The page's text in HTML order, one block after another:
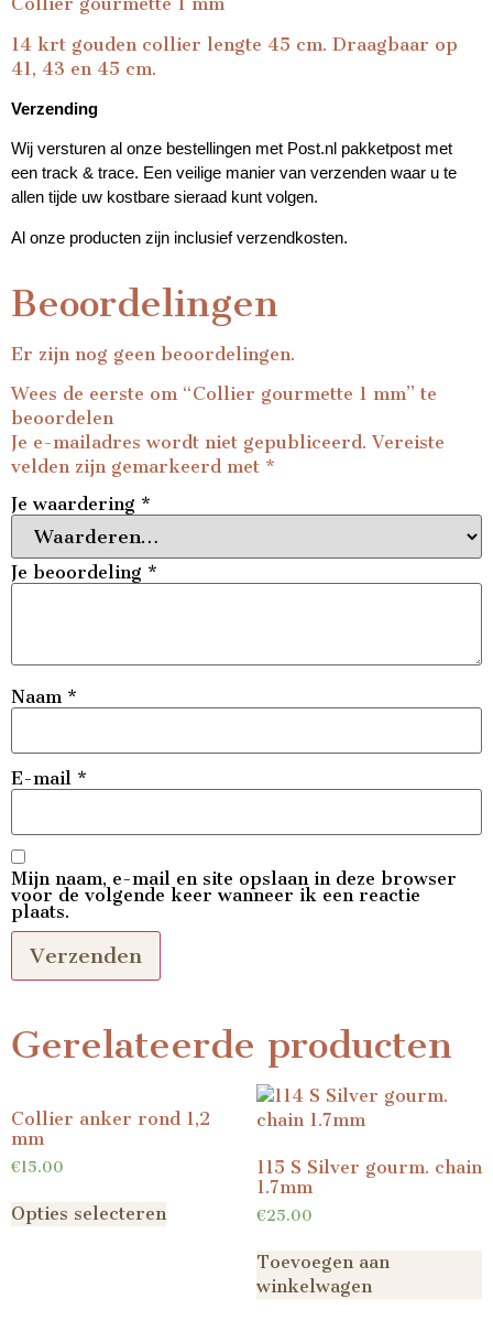
14 krt gouden collier lengte 45 cm. Draagbaar op
41, 43 en 45 cm.
Verzending
Wij versturen al onze bestellingen met Post.nl pakketpost met
een track & trace. Een veilige manier van verzenden waar u te
allen tijde uw kostbare sieraad kunt volgen.
Al onze producten zijn inclusief verzendkosten.
Beoordelingen
Er zijn nog geen beoordelingen.
Wees de eerste om “Collier gourmette 1 mm” te
beoordelen
Je e-mailadres wordt niet gepubliceerd. Vereiste
velden zijn gemarkeerd met *
Je waardering *
Je beoordeling *
Naam *
E-mail *
Mijn naam, e-mail en site opslaan in deze browser
voor de volgende keer wanneer ik een reactie
plaats.
Gerelateerde producten
Collier anker rond 1,2
mm
€15.00
Opties selecteren
115 S Silver gourm. chain
1.7mm
€25.00
Toevoegen aan
winkelwagen